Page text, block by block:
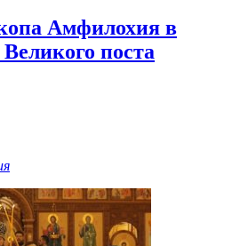
Амфилохия в
поста